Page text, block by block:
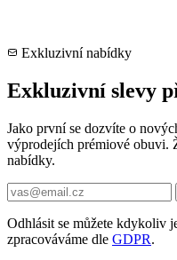
Exkluzivní nabídky
Exkluzivní slevy
Jako první se dozvíte o
výprodejích prémiové obuvi.
nabídky.
Odhlásit se můžete kdykoliv
zpracováváme dle GDPR.